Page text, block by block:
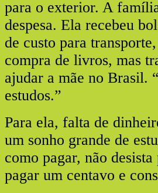
para o exterior. A
despesa. Ela recebeu
de custo para
compra de livros, mas
ajudar a mãe no Brasil.
estudos.”
Para ela, falta de
um sonho grande de
como pagar, não
pagar um centavo e